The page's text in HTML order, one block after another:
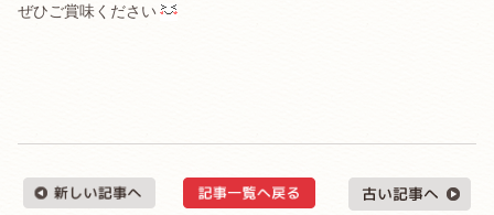
ぜひご賞味ください